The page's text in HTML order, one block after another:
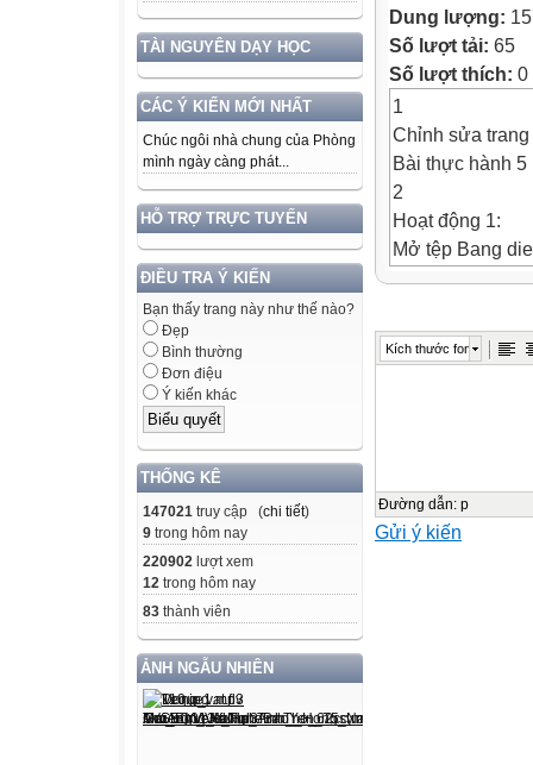
TÀI NGUYÊN DẠY HỌC
CÁC Ý KIẾN MỚI NHẤT
Chúc ngôi nhà chung của Phòng
mình ngày càng phát...
HỖ TRỢ TRỰC TUYẾN
ĐIỀU TRA Ý KIẾN
Bạn thấy trang này như thế nào?
Đẹp
Bình thường
Đơn điệu
Ý kiến khác
THỐNG KÊ
147021 truy cập (chi tiết)
9 trong hôm nay
220902 lượt xem
12 trong hôm nay
83 thành viên
ẢNH NGẪU NHIÊN
Dung lượng:
Số lượt tải: 65
Số lượt thích: 0
1
Chỉnh sửa
Bài thực hành 5
2
Hoạt động 1:
Mở tệp Bang
3
c. Nhập điểm
Sử dụng lại
a. Di chuyển dữ
Kích thước font
Đường dẫn: p
Gửi ý kiến